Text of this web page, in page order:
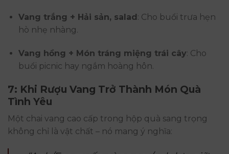
Vang trắng + Hải sản, salad: Cho buổi trưa hẹn
hò nhẹ nhàng.
Vang hồng + Món tráng miệng trái cây: Cho
buổi picnic hay ngắm hoàng hôn.
7: Khi Rượu Vang Trở Thành Món Quà
Tình Yêu
Một chai vang cao cấp trong hộp quà sang trọng
không chỉ là vật chất – nó mang ý nghĩa: